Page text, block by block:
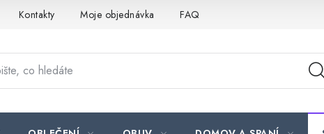
Kontakty Moje objednávka FAQ